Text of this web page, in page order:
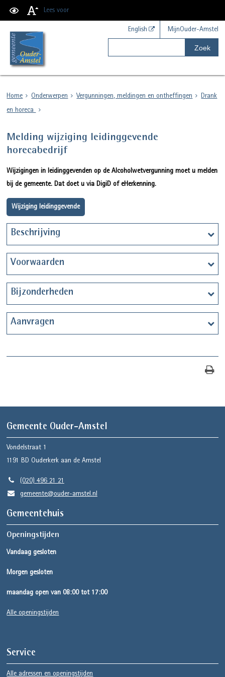
Lees voor
English MijnOuder-Amstel
Zoek
Home Onderwerpen Vergunningen, meldingen en ontheffingen
Drank
en horeca
Melding wijziging leidinggevende
horecabedrijf
Wijzigingen in leidinggevenden op de Alcoholwetvergunning moet u melden
bij de gemeente. Dat doet u via DigiD of eHerkenning.
Wijziging leidinggevende
Beschrijving
Voorwaarden
Bijzonderheden
Aanvragen
Gemeente Ouder-Amstel
Vondelstraat 1
1191 BD Ouderkerk aan de Amstel
(020) 496 21 21
gemeente@ouder-amstel.nl
Gemeentehuis
Openingstijden
Vandaag gesloten
Morgen gesloten
maandag open van 08:00 tot 17:00
Alle openingstijden
Service
Alle adressen en openingstijden